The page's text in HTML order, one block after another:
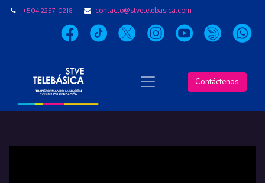
+504 2257-0218 contacto@stvetelebasica.com
Contáctenos